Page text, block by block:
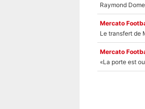
Mercato
Mercato